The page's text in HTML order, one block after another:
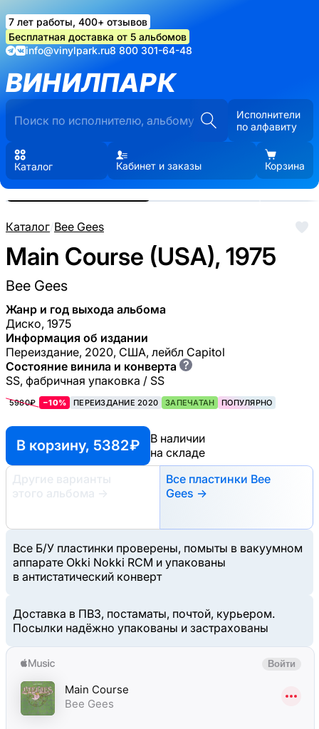
7 лет работы, 400+ отзывов
Бесплатная доставка от 5 альбомов
info@vinylpark.ru8 800 301-64-48
ВИНИЛПАРК
Исполнители
по алфавиту
Каталог Кабинет и заказы Корзина
Каталог/Bee Gees
Main Course (USA), 1975
Bee Gees
Жанр и год выхода альбома
Диско, 1975
Информация об издании
Переиздание, 2020, США, лейбл Capitol
Состояние винила и конверта ?
SS, фабричная упаковка / SS
5980₽ −10% ПЕРЕИЗДАНИЕ 2020 ЗАПЕЧАТАН ПОПУЛЯРНО
В корзину, 5382 ₽
В наличии
на складе
Другие варианты
этого альбома
→
Все пластинки Bee
Gees →
Все Б/У пластинки проверены, помыты в вакуумном
аппарате Okki Nokki RCM и упакованы
в антистатический конверт
Доставка в ПВЗ, постаматы, почтой, курьером.
Посылки надёжно упакованы и застрахованы
Реальные фото пластинки.
Нажмите, чтобы увеличить